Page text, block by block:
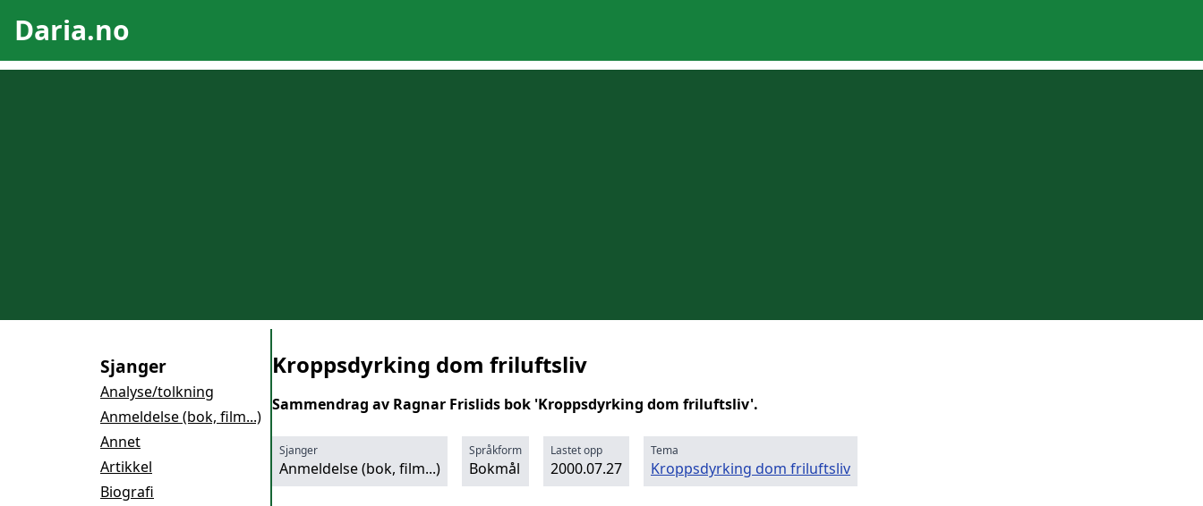
Daria.no
Sjanger
Analyse/tolkning
Anmeldelse (bok, film...)
Annet
Artikkel
Biografi
Kroppsdyrking dom friluftsliv
Sammendrag av Ragnar Frislids bok 'Kroppsdyrking dom friluftsliv'.
Sjanger
Anmeldelse (bok, film...)
Språkform
Bokmål
Lastet opp
2000.07.27
Tema
Kroppsdyrking dom friluftsliv